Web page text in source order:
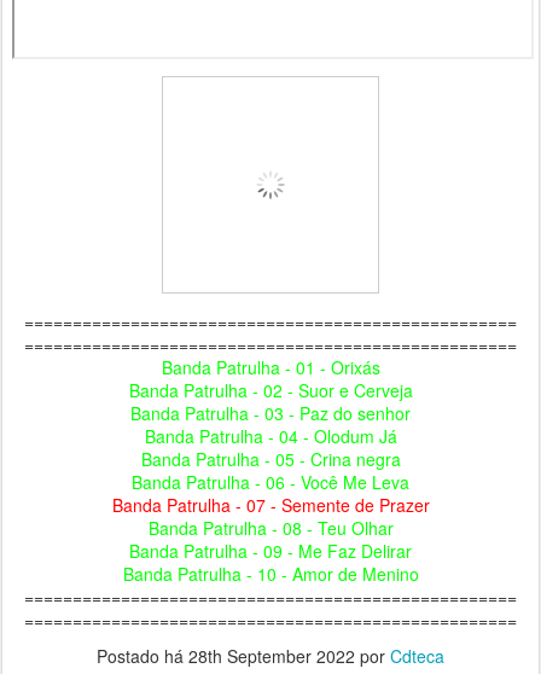
===================================================
===================================================
Banda Patrulha - 01 - Orixás
Banda Patrulha - 02 - Suor e Cerveja
Banda Patrulha - 03 - Paz do senhor
Banda Patrulha - 04 - Olodum Já
Banda Patrulha - 05 - Crina negra
Banda Patrulha - 06 - Você Me Leva
Banda Patrulha - 07 - Semente de Prazer
Banda Patrulha - 08 - Teu Olhar
Banda Patrulha - 09 - Me Faz Delirar
Banda Patrulha - 10 - Amor de Menino
===================================================
===================================================
Postado há 28th September 2022 por Cdteca